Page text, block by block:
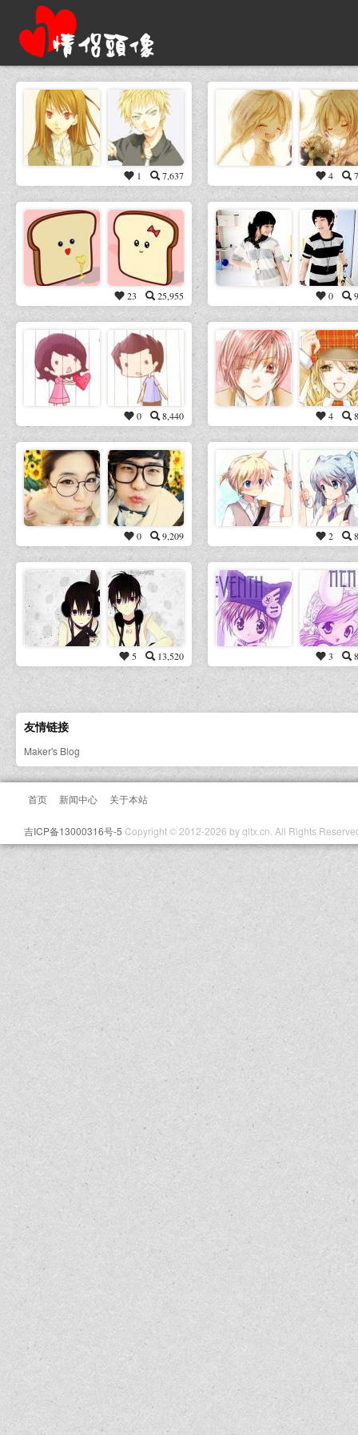
7,637
1 4
25,955
23 0
8,440
0 4
9,209
0 2
13,520
5 3
友情链接
Maker's Blog
首页 新闻中心 关于本站
吉ICP备13000316号-5 Copyright © 2012-2026 by qltx.cn. All Rights